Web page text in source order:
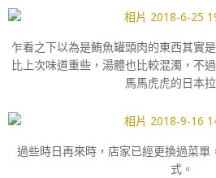
乍看之下以為是鮪魚罐頭肉的東西其實
比上次味道重些，湯體也比較混濁，不
馬馬虎虎的日本拉
過些時日再來時，店家已經更換過菜單
式。